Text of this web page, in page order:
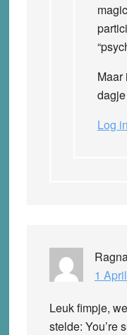
Maar
Log
1
Leuk fimpje,
stelde: You’re